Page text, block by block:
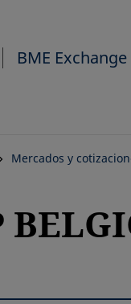
BME Exchange
Mercados y